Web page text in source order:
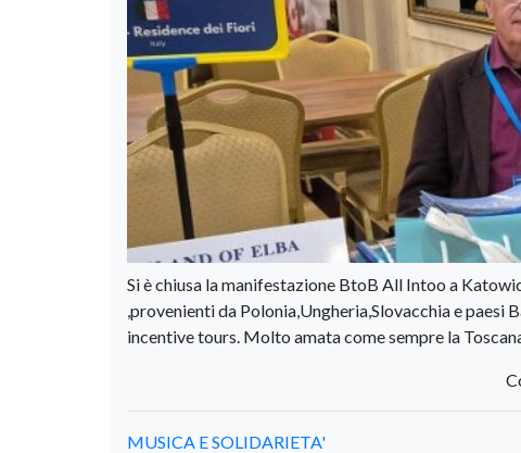
Si è chiusa la manifestazione BtoB All Intoo a
,provenienti da Polonia,Ungheria,Slovacchia e
incentive tours. Molto amata come sempre la
MUSICA E SOLIDARIETA'